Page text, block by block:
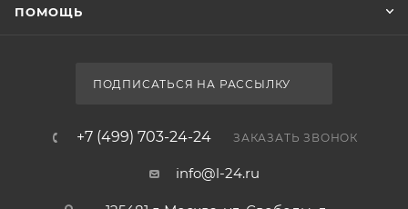
ПОМОЩЬ
ПОДПИСАТЬСЯ НА РАССЫЛКУ
+7 (499) 703-24-24 ЗАКАЗАТЬ ЗВОНОК
info@l-24.ru